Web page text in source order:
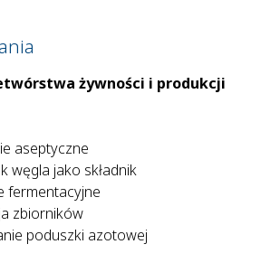
żywności i produkcji
aseptyczne
węgla jako składnik
fermentacyjne
zbiorników
poduszki azotowej